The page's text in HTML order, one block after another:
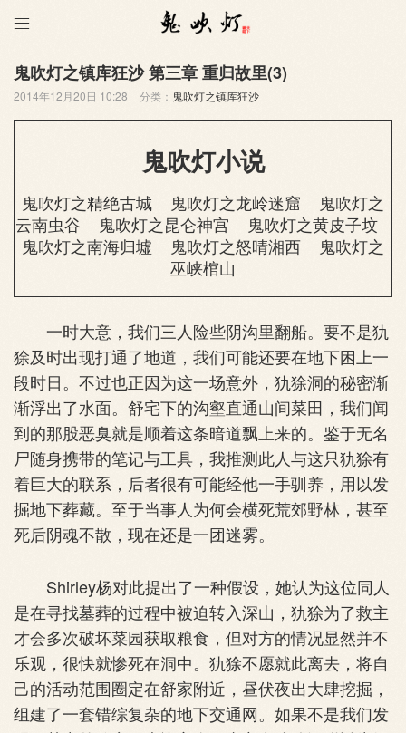

鬼吹灯之镇库狂沙 第三章 重归故里(3)
2014年12月20日 10:28 分类： 鬼吹灯之镇库狂沙
鬼吹灯小说
鬼吹灯之精绝古城 鬼吹灯之龙岭迷窟
鬼吹灯之
云南虫谷
鬼吹灯之昆仑神宫
鬼吹灯之黄皮子坟
鬼吹灯之南海归墟
鬼吹灯之怒晴湘西
鬼吹灯之
巫峡棺山
一时大意，我们三人险些阴沟里翻船。要不是犰
狳及时出现打通了地道，我们可能还要在地下困上一
段时日。不过也正因为这一场意外，犰狳洞的秘密渐
渐浮出了水面。舒宅下的沟壑直通山间菜田，我们闻
到的那股恶臭就是顺着这条暗道飘上来的。鉴于无名
尸随身携带的笔记与工具，我推测此人与这只犰狳有
着巨大的联系，后者很有可能经他一手驯养，用以发
掘地下葬藏。至于当事人为何会横死荒郊野林，甚至
死后阴魂不散，现在还是一团迷雾。
Shirley杨对此提出了一种假设，她认为这位同人
是在寻找墓葬的过程中被迫转入深山，犰狳为了救主
才会多次破坏菜园获取粮食，但对方的情况显然并不
乐观，很快就惨死在洞中。犰狳不愿就此离去，将自
己的活动范围圈定在舒家附近，昼伏夜出大肆挖掘，
组建了一套错综复杂的地下交通网。如果不是我们发